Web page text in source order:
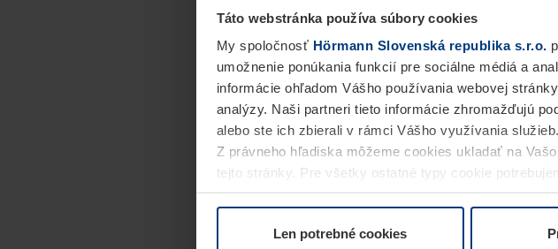
Táto webstránka používa súbory cookies
My spoločnosť Hörmann Slovenská republika s.r.o.
umožnenie ponúkania funkcií pre sociálne médiá a
informácie ohľadom Vášho používania webovej
analýzy. Naši partneri tieto informácie zhromažďujú
alebo ste ich zbierali v rámci Vášho využívania služieb.
Z právneho hľadiska môžeme cookies ukladať na
tejto stránky. Pre všetky ostatné typy cookie
alebo odvolať vo vysvetlení cookie na stránke
Len potrebné cookies